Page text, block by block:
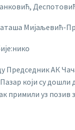
Мијаљевић-
Председник АК
који су дошли
примили уз позив